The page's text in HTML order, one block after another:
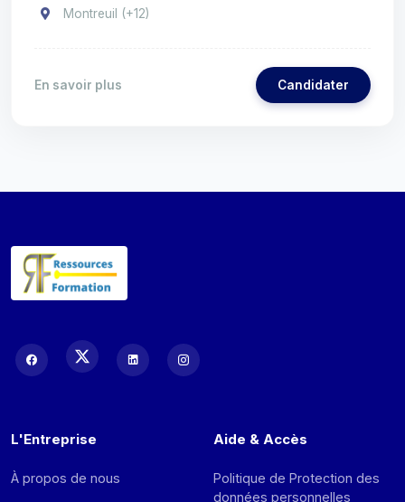
Montreuil (+12)
En savoir plus Candidater
L'Entreprise
À propos de nous
Aide & Accès
Politique de Protection des
données personnelles